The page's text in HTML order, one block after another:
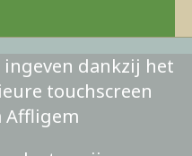
dankzij het
touchscreen
Affligem